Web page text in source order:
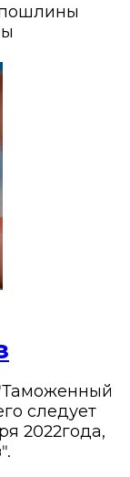
пошлины
следует
2022года,